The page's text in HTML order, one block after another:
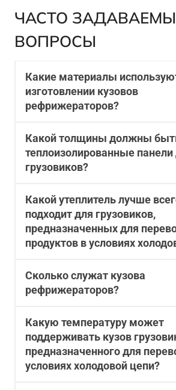
ЧАСТО
ВОПРОСЫ
Какие материалы
изготовлении кузовов
рефрижераторов?
Какой толщины должны
теплоизолированные панели
грузовиков?
Какой утеплитель лучше
подходит для грузовиков,
предназначенных для
продуктов в условиях
Сколько служат кузова
рефрижераторов?
Какую температуру может
поддерживать кузов
предназначенного для
условиях холодовой цепи?